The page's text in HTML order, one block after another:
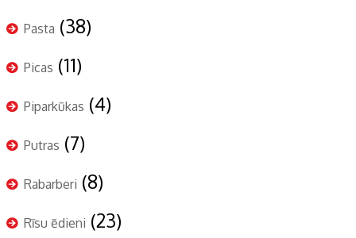
Pasta (38)
Picas (11)
Piparkūkas (4)
Putras (7)
Rabarberi (8)
Rīsu ēdieni (23)